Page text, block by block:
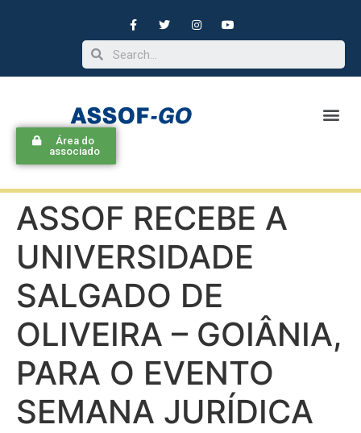
Área do
associado
ASSOF RECEBE A
UNIVERSIDADE
SALGADO DE
OLIVEIRA – GOIÂNIA,
PARA O EVENTO
SEMANA JURÍDICA